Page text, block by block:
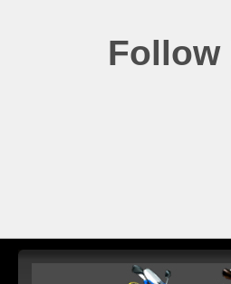
Follow